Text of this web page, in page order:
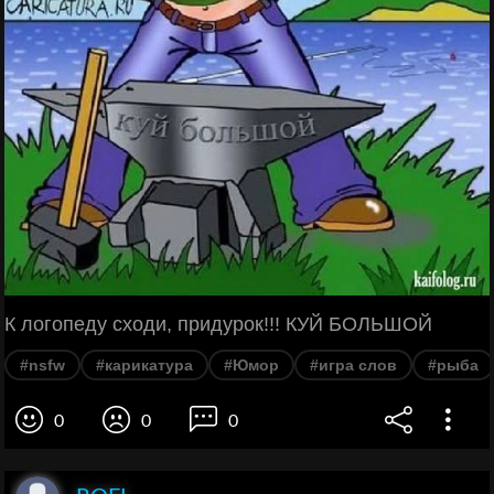
К логопеду сходи, придурок!!! КУЙ БОЛЬШОЙ
#nsfw #карикатура #Юмор #игра слов #рыба
0 0 0